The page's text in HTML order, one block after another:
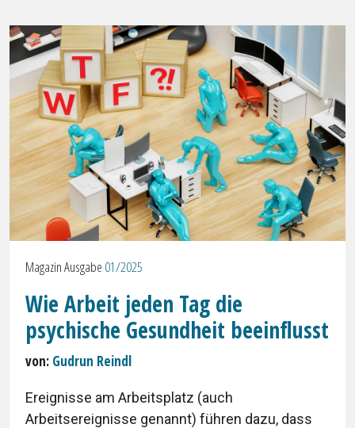
Magazin Ausgabe 01/2025
Wie Arbeit jeden Tag die
psychische Gesundheit beeinflusst
von: Gudrun Reindl
Ereignisse am Arbeitsplatz (auch
Arbeitsereignisse genannt) führen dazu, dass